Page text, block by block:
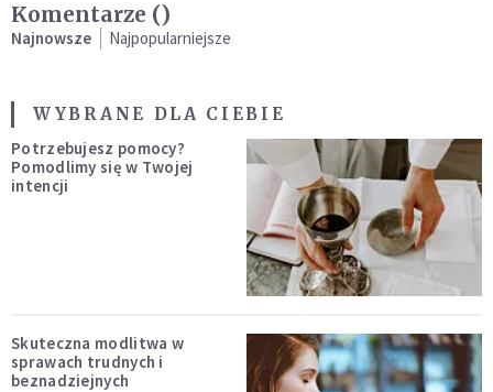
Komentarze ()
Najnowsze Najpopularniejsze
WYBRANE DLA CIEBIE
Potrzebujesz pomocy?
Pomodlimy się w Twojej
intencji
Skuteczna modlitwa w
sprawach trudnych i
beznadziejnych